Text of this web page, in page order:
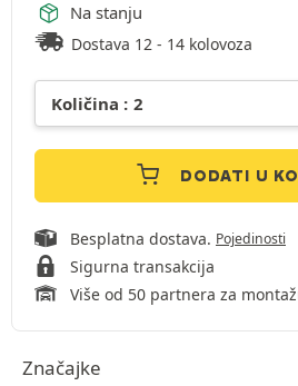
Na stanju
Dostava 12 - 14 kolovoza
DODATI U
Besplatna dostava. Pojedinosti
Sigurna transakcija
Više od 50 partnera za
Značajke